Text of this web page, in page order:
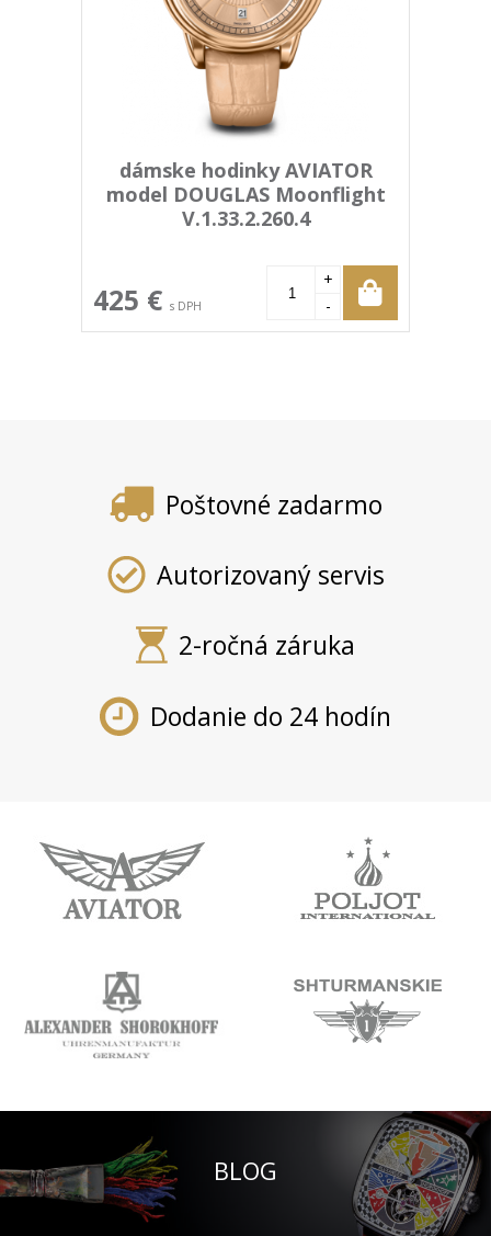
dámske hodinky AVIATOR
model DOUGLAS Moonflight
V.1.33.2.260.4
425 € s DPH
+
-
Poštovné zadarmo
Autorizovaný servis
2-ročná záruka
Dodanie do 24 hodín
BLOG